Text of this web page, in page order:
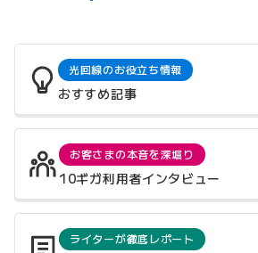
光回線のお役立ち情報
おすすめ記事
お客さまの本音を深堀り
10ギガ利用者インタビュー
ライターが徹底レポート